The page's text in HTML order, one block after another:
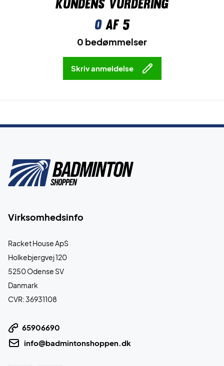
0af 5
0 bedømmelser
Skriv anmeldelse
Virksomhedsinfo
Racket House ApS
Holkebjergvej 120
5250 Odense SV
Danmark
CVR: 36931108
65906690
info@badmintonshoppen.dk